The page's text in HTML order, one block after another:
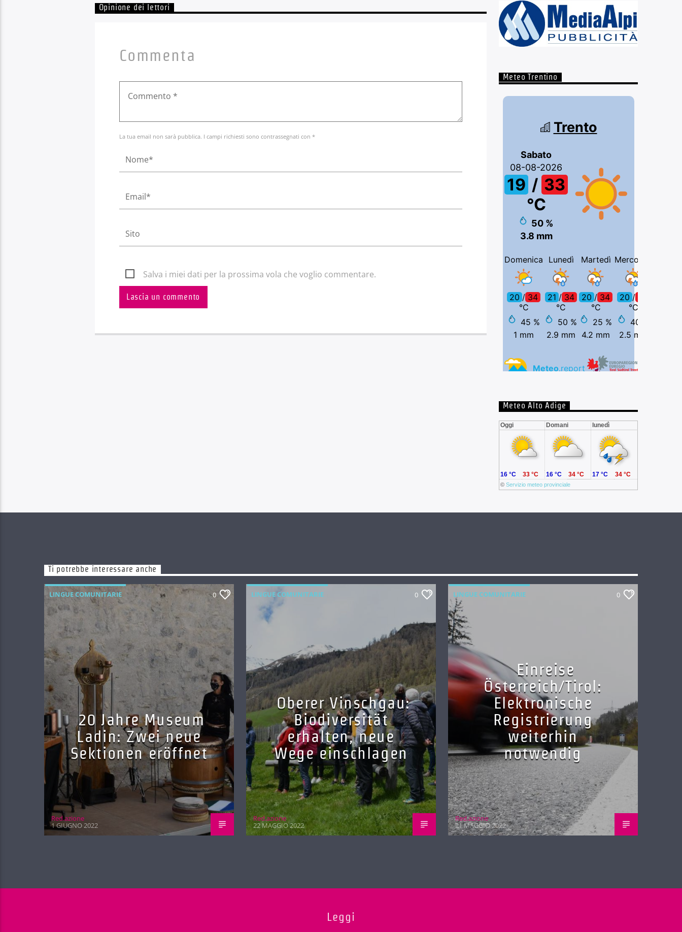
Opinione dei lettori
Commenta
La tua email non sarà pubblica. I campi richiesti sono contrassegnati con *
Salva i miei dati per la prossima vola che voglio commentare.
Meteo Trentino
Meteo Alto Adige
Oggi Domani lunedì
© Servizio meteo provinciale
16 °C 33 °C 16 °C 34 °C 17 °C 34 °C
Ti potrebbe interessare anche
LINGUE COMUNITARIE 0
20 Jahre Museum
Ladin: Zwei neue
Sektionen eröffnet
Red.azione
1 GIUGNO 2022
LINGUE COMUNITARIE 0
Oberer Vinschgau:
Biodiversität
erhalten, neue
Wege einschlagen
Red.azione
22 MAGGIO 2022
LINGUE COMUNITARIE 0
Einreise
Österreich/Tirol:
Elektronische
Registrierung
weiterhin
notwendig
Red.azione
21 MAGGIO 2022
Leggi